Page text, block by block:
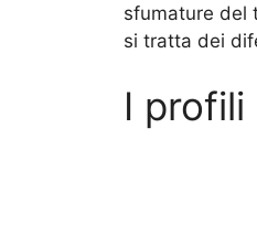
sfumature del
si tratta dei
I